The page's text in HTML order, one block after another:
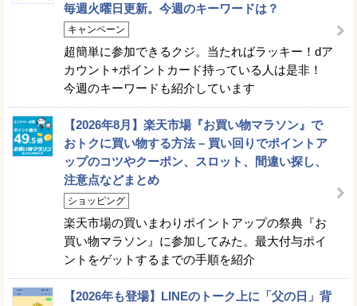
毎週火曜日更新。今週のキーワードは？
キャンペーン
超簡単に参加できるクジ。当たればラッキー！dア
カウント+ポイントカード持っている人は是非！
今週のキーワードも紹介しています
【2026年8月】楽天市場『お買い物マラソン』で
おトクに買い物する方法 – 買い回りでポイントア
ップのコツやクーポン、スロット、間違い探し、
注意点などまとめ
ショッピング
楽天市場の買いまわりポイントアップの祭典『お
買い物マラソン』に参加してみた。最大付与ポイ
ントをゲットするまでの手順を紹介
【2026年も登場】LINEのトーク上に「父の日」背